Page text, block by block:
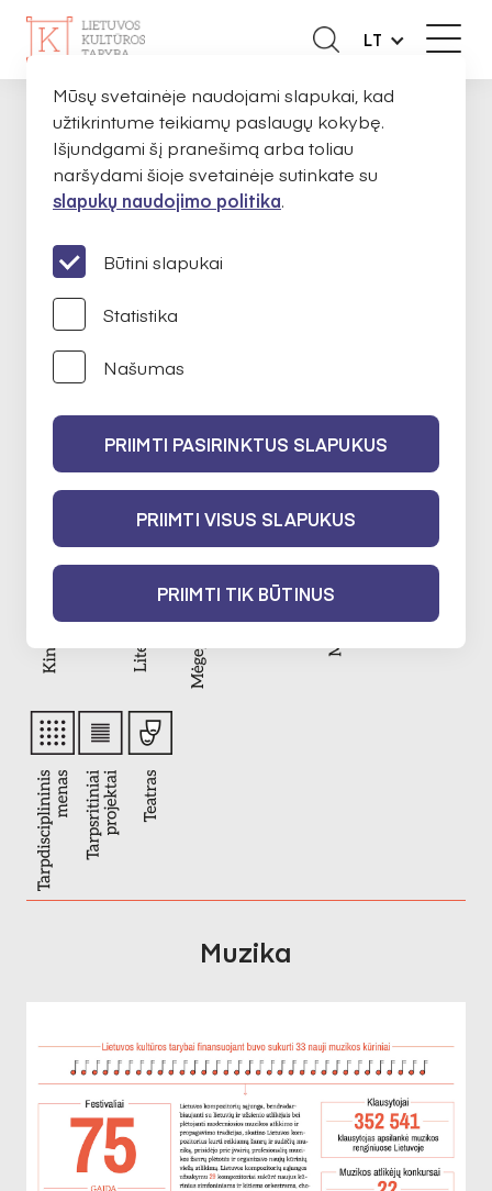
LT
PAGRINDINISAPIE MUS ATASKAITOS VISUOMENEI
2015 M. ATASKAITA
VISUOMENEI
Muzika
Mūsų svetainėje naudojami slapukai, kad
užtikrintume teikiamų paslaugų kokybę.
Išjundgami šį pranešimą arba toliau
naršydami šioje svetainėje sutinkate su
slapukų naudojimo politika.
Būtini slapukai
Statistika
Našumas
PRIIMTI PASIRINKTUS SLAPUKUS
PRIIMTI VISUS SLAPUKUS
PRIIMTI TIK BŪTINUS